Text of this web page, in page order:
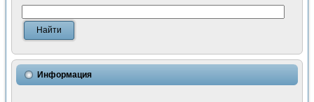
Измерение шумовых параметров операционных
Измерительный преобразователь на основе цифровой
Использование NI LabVIEW для математического
Исследовние возможности создания измерителя ВАХ
Математическое моделирование генератора сигналов -
Информация